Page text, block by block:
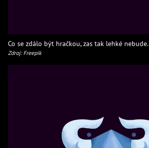
Co se zdálo být hračkou, zas tak lehké nebude.
Zdroj: Freepik